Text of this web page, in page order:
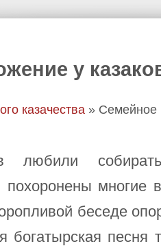
у
казачества » Семейное
любили
похоронены
беседе
богатырская песня